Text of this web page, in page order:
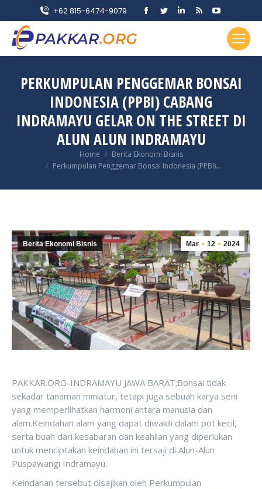
+62 815-6474-9079
Facebook
in
window
Twitter
in
window
Linkedin
in
window
Rss
opens
in
window
YouTube
page
opens
in
window
PERKUMPULAN PENGGEMAR BONSAI
INDONESIA (PPBI) CABANG
INDRAMAYU GELAR ON THE STREET DI
ALUN ALUN INDRAMAYU
Home
Berita Ekonomi Bisnis
Perkumpulan Penggemar Bonsai Indonesia (PPBI)…
Mar 12 2024
Berita Ekonomi Bisnis
PAKKAR.ORG-INDRAMAYU JAWA BARAT:Bonsai tidak
sekadar tanaman miniatur, tetapi juga sebuah karya seni
yang memperlihatkan harmoni antara manusia dan
alam.Keindahan alam yang dapat diwakili dalam pot kecil,
serta buah dari kesabaran dan keahlian yang diperlukan
untuk menciptakan keindahan ini tersaji di Alun-Alun
Puspawangi Indramayu.
Keindahan tersebut disajikan oleh Perkumpulan